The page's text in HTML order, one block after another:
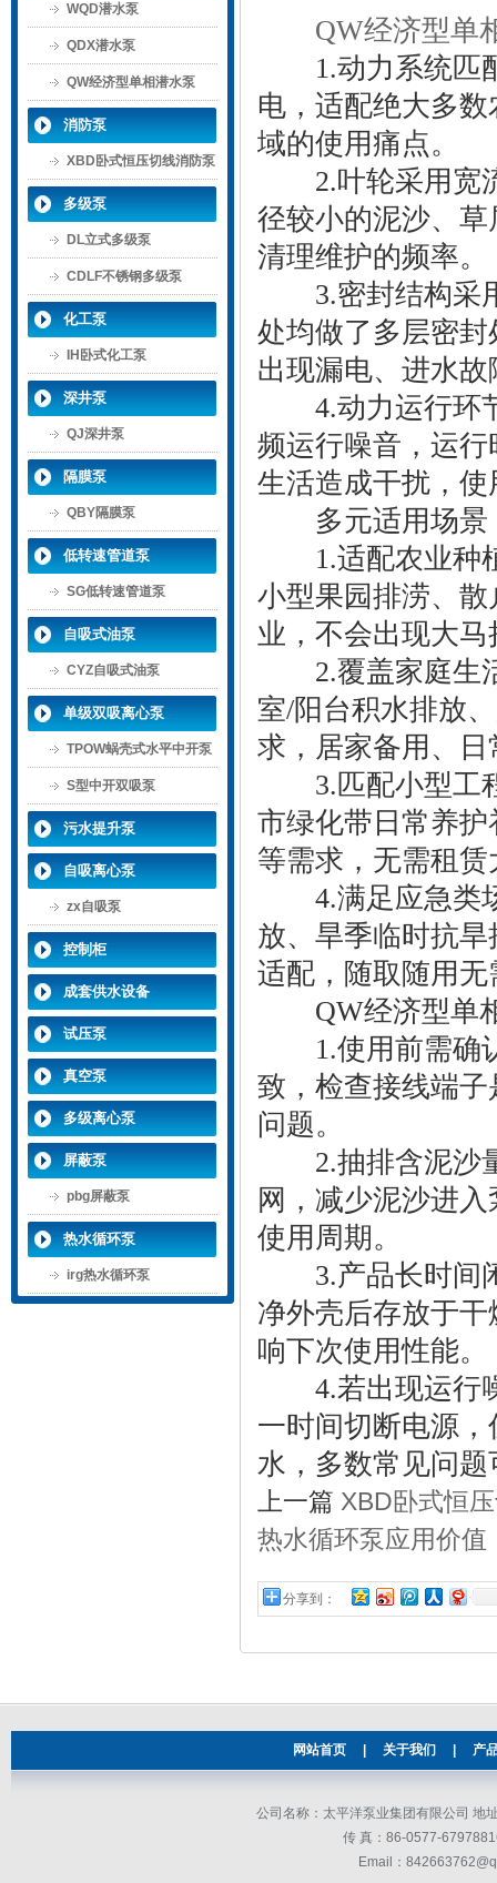
WQD潜水泵
QDX潜水泵
QW经济型单相潜水泵
消防泵
XBD卧式恒压切线消防泵
多级泵
DL立式多级泵
CDLF不锈钢多级泵
化工泵
IH卧式化工泵
深井泵
QJ深井泵
隔膜泵
QBY隔膜泵
低转速管道泵
SG低转速管道泵
自吸式油泵
CYZ自吸式油泵
单级双吸离心泵
TPOW蜗壳式水平中开泵
S型中开双吸泵
污水提升泵
自吸离心泵
zx自吸泵
控制柜
成套供水设备
试压泵
真空泵
多级离心泵
屏蔽泵
pbg屏蔽泵
热水循环泵
irg热水循环泵
QW经济型单
1.动力系统匹配
电，适配绝大多
域的使用痛点。
2.叶轮采用宽流
径较小的泥沙、
清理维护的频率。
3.密封结构采用
处均做了多层密
出现漏电、进水
4.动力运行环节
频运行噪音，运
生活造成干扰，
多元适用场景
1.适配农业种植
小型果园排涝、
业，不会出现大
2.覆盖家庭生活
室/阳台积水排放
求，居家备用、
3.匹配小型工程
市绿化带日常养
等需求，无需租
4.满足应急类场
放、旱季临时抗
适配，随取随用
QW经济型单相
1.使用前需确认
致，检查接线端
问题。
2.抽排含泥沙量
网，减少泥沙进
使用周期。
3.产品长时间闲
净外壳后存放于
响下次使用性能。
4.若出现运行噪
一时间切断电源
水，多数常见问
上一篇 XBD卧式恒
热水循环泵应用价值
分享到：
网站首页 关于我们 产
公司名称：太平洋泵业集团有限公司 地
传 真：86-0577-
Email：